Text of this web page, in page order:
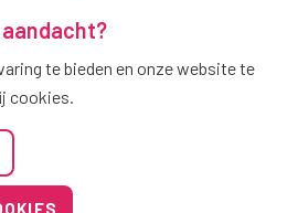
Nieuwsbrieven
aandacht?
te bieden en onze website te
cookies.